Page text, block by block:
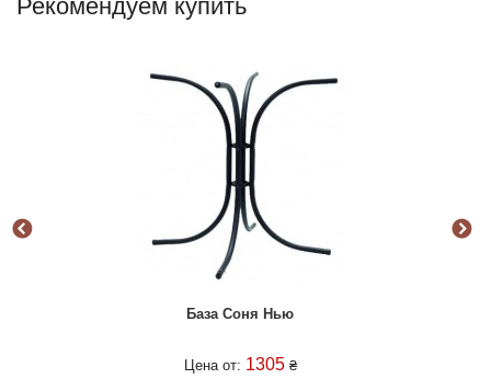
Рекомендуем купить
База Соня Нью
Цена от: 1305 ₴